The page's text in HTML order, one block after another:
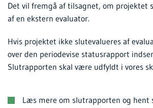
Det vil fremgå af tilsagnet, om projektet
af en ekstern evaluator.
Hvis projektet ikke slutevalueres af
over den periodevise statusrapport
Slutrapporten skal være udfyldt i vores
Læs mere om slutrapporten og hent